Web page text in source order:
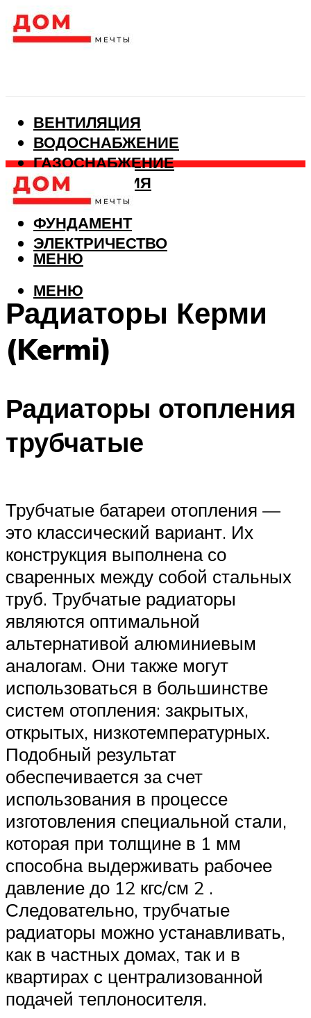
ВЕНТИЛЯЦИЯ
ВОДОСНАБЖЕНИЕ
ГАЗОСНАБЖЕНИЕ
КАНАЛИЗАЦИЯ
ОТОПЛЕНИЕ
ФУНДАМЕНТ
ЭЛЕКТРИЧЕСТВО
МЕНЮ
МЕНЮ
Радиаторы Керми
(Kermi)
Радиаторы отопления
трубчатые
Трубчатые батареи отопления —
это классический вариант. Их
конструкция выполнена со
сваренных между собой стальных
труб. Трубчатые радиаторы
являются оптимальной
альтернативой алюминиевым
аналогам. Они также могут
использоваться в большинстве
систем отопления: закрытых,
открытых, низкотемпературных.
Подобный результат
обеспечивается за счет
использования в процессе
изготовления специальной стали,
которая при толщине в 1 мм
способна выдерживать рабочее
давление до 12 кгс/см 2 .
Следовательно, трубчатые
радиаторы можно устанавливать,
как в частных домах, так и в
квартирах с централизованной
подачей теплоносителя.